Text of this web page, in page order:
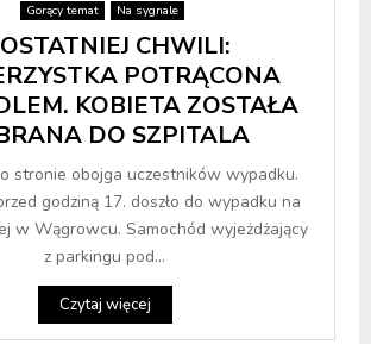
Gorący temat Na sygnale
CHWILI:
POTRĄCONA
KOBIETA ZOSTAŁA
DO SZPITALA
stronie obojga uczestników wypadku.
godziną 17. doszło do wypadku na
w Wągrowcu. Samochód wyjeżdżający
z parkingu pod...
Czytaj więcej